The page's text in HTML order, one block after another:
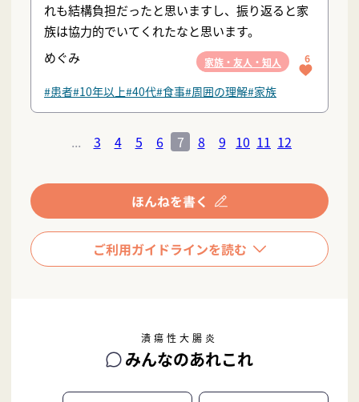
れも結構負担だったと思いますし、振り返ると家
族は協力的でいてくれたなと思います。
めぐみ
家族・友人・知人 6
#患者#10年以上#40代#食事#周囲の理解#家族
... 3 4 5 6 7 8 9 10 11 12
潰瘍性大腸炎
みんなのあれこれ